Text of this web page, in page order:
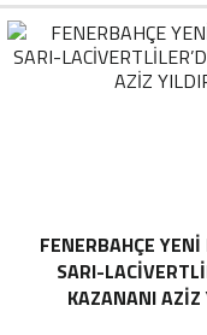
FENERBAHÇE
SARI-
KAZANANI AZIZ